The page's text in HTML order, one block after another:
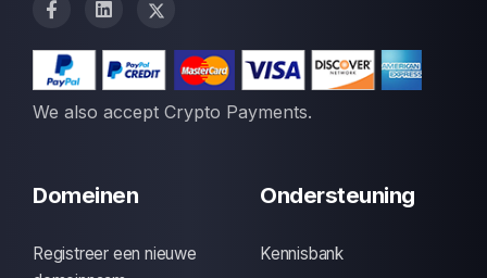
We also accept Crypto Payments.
Domeinen
Registreer een nieuwe
Ondersteuning
Kennisbank